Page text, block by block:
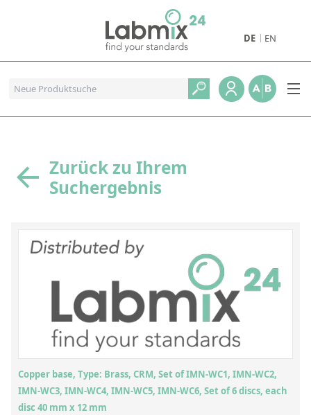
DE EN
Referenzstandards für die Industrie und Geologie
Referenzstandards für die Umweltanalytik
Referenzstandards für physikalische Eigenschaften
Organische Referenzstandards
Anorganische Referenzstandards
Laborvergleichsuntersuchungen (LVU/PT)
Laborbedarf und Verbrauchsmaterialien
Sonstige Standards
Zurück zu Ihrem
Suchergebnis
Copper base, Type: Brass, CRM, Set of IMN-WC1, IMN-WC2,
IMN-WC3, IMN-WC4, IMN-WC5, IMN-WC6, Set of 6 discs, each
disc 40 mm x 12 mm